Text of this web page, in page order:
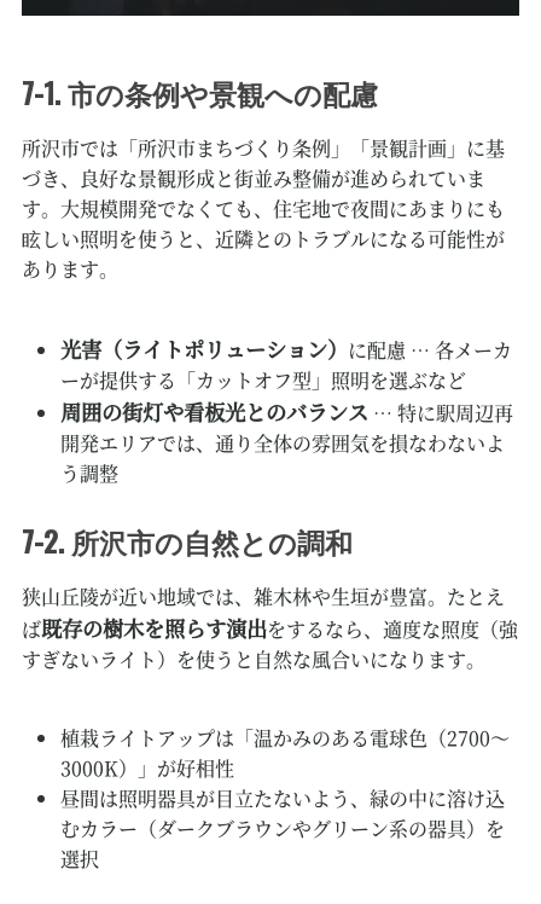
7-1. 市の条例や景観への配慮
所沢市では「所沢市まちづくり条例」「景観計画」に基
づき、良好な景観形成と街並み整備が進められていま
す。大規模開発でなくても、住宅地で夜間にあまりにも
眩しい照明を使うと、近隣とのトラブルになる可能性が
あります。
光害（ライトポリューション） に配慮 … 各メーカ
ーが提供する「カットオフ型」照明を選ぶなど
周囲の街灯や看板光とのバランス … 特に駅周辺再
開発エリアでは、通り全体の雰囲気を損なわないよ
う調整
7-2. 所沢市の自然との調和
狭山丘陵が近い地域では、雑木林や生垣が豊富。たとえ
ば既存の樹木を照らす演出をするなら、適度な照度（強
すぎないライト）を使うと自然な風合いになります。
植栽ライトアップは「温かみのある電球色（2700～
3000K）」が好相性
昼間は照明器具が目立たないよう、緑の中に溶け込
むカラー（ダークブラウンやグリーン系の器具）を
選択